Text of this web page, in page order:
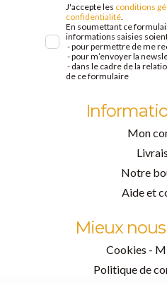
Mon
Notre
Aide et
Mieux
Cookies -
Politique de
J'accepte les conditions
confidentialité
En soumettant ce
informations saisies
- pour permettre de me
- pour m’envoyer la
- dans le cadre de la
de ce formulaire